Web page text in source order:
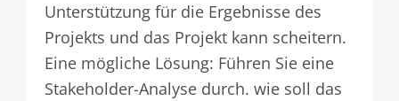
Unterstützung für die Ergebnisse des
Projekts und das Projekt kann scheitern.
Eine mögliche Lösung: Führen Sie eine
Stakeholder-Analyse durch. wie soll das